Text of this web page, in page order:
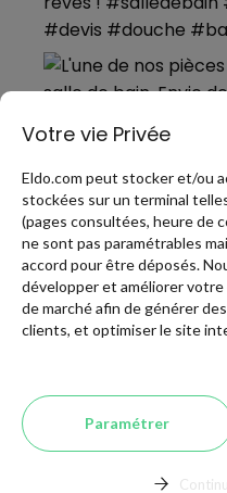
PLUS DE PINS
Votre vie Privée
Eldo.com peut stocker et/ou
stockées sur un terminal
(pages consultées, heure de
ne sont pas paramétrables
accord pour être déposés.
développer et améliorer
de marché afin de générer
clients, et optimiser le site
Paramétrer